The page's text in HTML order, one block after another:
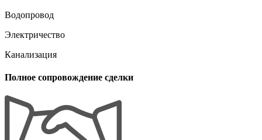
Водопровод
Электричество
Канализация
Полное сопровождение сделки